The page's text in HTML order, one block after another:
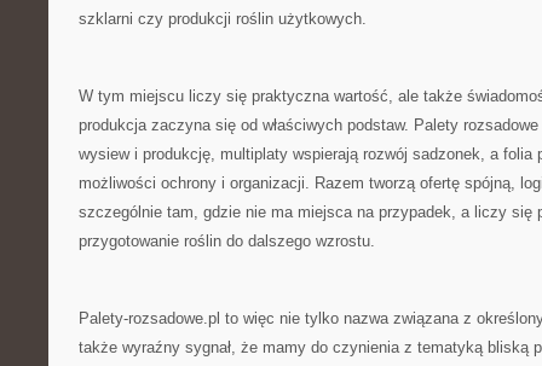
szklarni czy produkcji roślin użytkowych.
W tym miejscu liczy się praktyczna wartość, ale także
produkcja zaczyna się od właściwych podstaw. Palety
wysiew i produkcję, multiplaty wspierają rozwój sadzonek, a folia
możliwości ochrony i organizacji. Razem tworzą ofertę spójną,
szczególnie tam, gdzie nie ma miejsca na przypadek, a liczy się
przygotowanie roślin do dalszego wzrostu.
Palety-rozsadowe.pl to więc nie tylko nazwa związana z
także wyraźny sygnał, że mamy do czynienia z tematyką bliską